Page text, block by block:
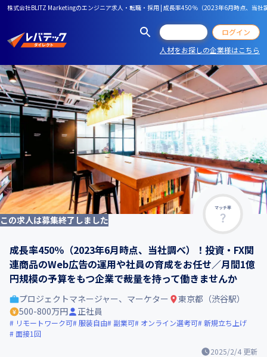
株式会社BLITZ Marketingのエンジニア求人・転職・採用 | 成長率450％（2023年6月時点、当
ログイン
人材をお探しの企業様はこちら
マッチ率
この求人は募集終了しました
成長率450％（2023年6月時点、当社調べ）！投資・FX関
連商品のWeb広告の運用や社員の育成をお任せ／月間1億
円規模の予算をもつ企業で裁量を持って働きませんか
2025/2/4 更新
プロジェクトマネージャー、マーケター
東京都（渋谷駅）
500-800万円
正社員
リモートワーク可 服装自由 副業可 オンライン選考可 新規立ち上げ
面接1回